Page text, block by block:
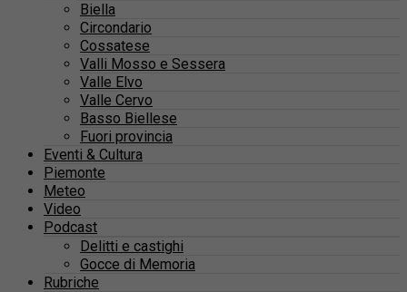
Biella
Circondario
Cossatese
Valli Mosso e Sessera
Valle Elvo
Valle Cervo
Basso Biellese
Fuori provincia
Eventi & Cultura
Piemonte
Meteo
Video
Podcast
Delitti e castighi
Gocce di Memoria
Rubriche